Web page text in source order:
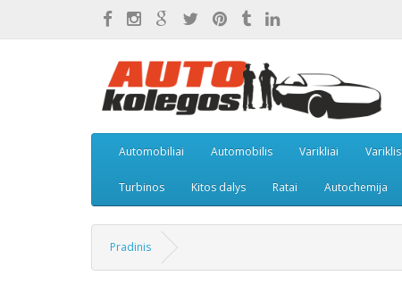
Automobiliai Automobilis Varikliai Variklis
Turbinos Kitos dalys Ratai Autochemija
Pradinis